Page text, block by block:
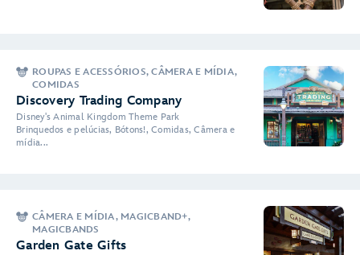
ROUPAS E ACESSÓRIOS, CÂMERA E MÍDIA,
COMIDAS
Discovery Trading Company
Disney's Animal Kingdom Theme Park
Brinquedos e pelúcias, Bótons!, Comidas, Câmera e
mídia...
CÂMERA E MÍDIA, MAGICBAND+,
MAGICBANDS
Garden Gate Gifts